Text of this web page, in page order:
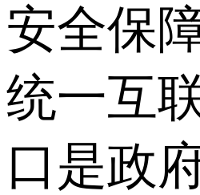
安全保
统一互
口是政